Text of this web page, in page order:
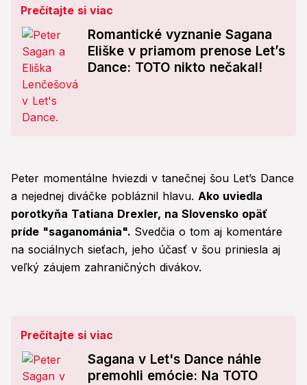
seconds
Prečítajte si viac
Romantické vyznanie Sagana
Eliške v priamom prenose Let’s
Dance: TOTO nikto nečakal!
Peter momentálne hviezdi v tanečnej šou Let’s Dance
a nejednej diváčke pobláznil hlavu. Ako uviedla
porotkyňa Tatiana Drexler, na Slovensko opäť
príde "saganománia". Svedčia o tom aj komentáre
na sociálnych sieťach, jeho účasť v šou priniesla aj
veľký záujem zahraničných divákov.
Prečítajte si viac
Sagana v Let's Dance náhle
premohli emócie: Na TOTO